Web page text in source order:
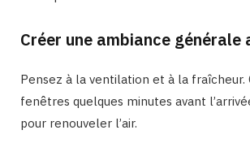
Créer une ambiance
Pensez à la ventilation et à la fraîcheur.
fenêtres quelques minutes avant
pour renouveler l’air.